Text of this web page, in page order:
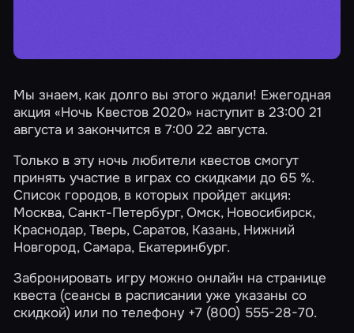
Мы знаем, как долго вы этого ждали! Ежегодная
акция«Ночь Квестов 2020» наступит в 23:00 21
августа и закончится в 7:00 22 августа.
Только в эту ночь любители квестов смогут
принять участие в играх со скидками до 65 %.
Список городов, в которых пройдет акция:
Москва,Санкт-Петербург,Омск, Новосибирск,
Краснодар,Тверь,Саратов, Казань, Нижний
Новгород,Самара, Екатеринбург.
Забронировать игру можно онлайн на странице
квеста (сеансы в расписании уже указаны со
скидкой) или по телефону +7 (800) 555-28-70.